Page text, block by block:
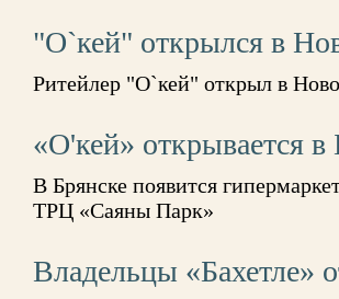
"О`кей" открылся в
Ритейлер "О`кей" открыл в
«О'кей» открывается в
В Брянске появится
ТРЦ «Саяны Парк»
Владельцы «Бахетле»